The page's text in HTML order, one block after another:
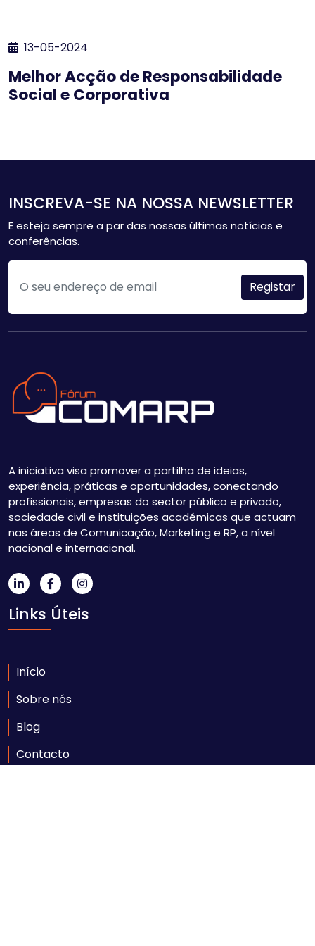
13-05-2024
Melhor Acção de Responsabilidade
Social e Corporativa
INSCREVA-SE NA NOSSA NEWSLETTER
E esteja sempre a par das nossas últimas notícias e
conferências.
A iniciativa visa promover a partilha de ideias,
experiência, práticas e oportunidades, conectando
profissionais, empresas do sector público e privado,
sociedade civil e instituições académicas que actuam
nas áreas de Comunicação, Marketing e RP, a nível
nacional e internacional.
Links Úteis
Início
Sobre nós
Blog
Contacto